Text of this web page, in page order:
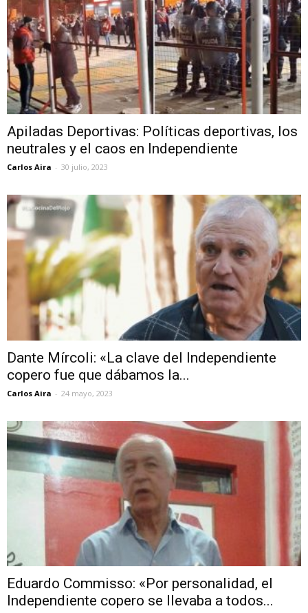
Apiladas Deportivas: Políticas deportivas, los
neutrales y el caos en Independiente
Carlos Aira - 30 julio, 2023
Dante Mírcoli: «La clave del Independiente
copero fue que dábamos la...
Carlos Aira - 24 mayo, 2023
Eduardo Commisso: «Por personalidad, el
Independiente copero se llevaba a todos...